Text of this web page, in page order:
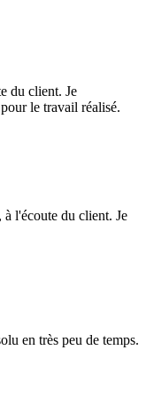
du client. Je
le travail réalisé.
l'écoute du client. Je
en très peu de temps.